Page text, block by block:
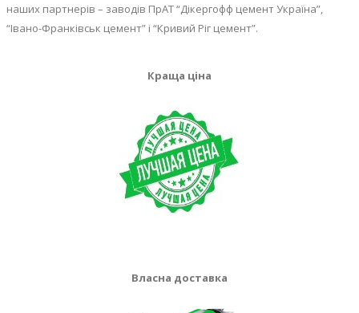
наших партнерів – заводів ПрАТ “Дікергофф цемент Україна”,
“Івано-Франківськ цемент” і “Кривий Ріг цемент”.
Краща ціна
Власна доставка